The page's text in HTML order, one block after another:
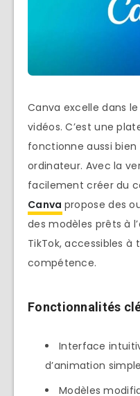
Canva excelle dans
vidéos. C’est une
fonctionne aussi
ordinateur. Avec la
facilement créer du
Canva propose des
des modèles prêts à
TikTok, accessibles à
compétence.
Fonctionnalités
Interface
d’animation
Modèles